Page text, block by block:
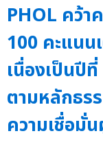
PHOL คว้
100 คะแนน
เนื่องเป็นปี
ตามหลักธร
ความเชื่อมั่